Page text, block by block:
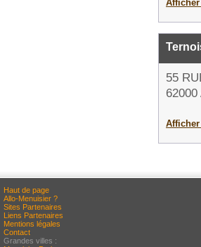
55
62000
Haut de page
Allo-Menuisier ?
Sites Partenaires
Liens Partenaires
Mentions légales
Contact
Grandes villes :